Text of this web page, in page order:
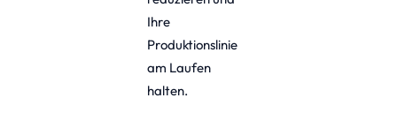
Ihre
Produktionslinie
am Laufen
halten.